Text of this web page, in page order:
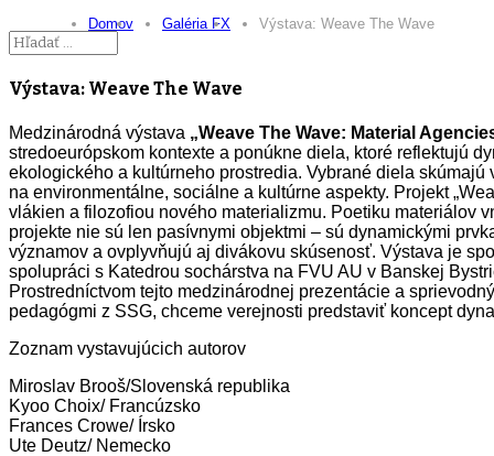
Domov Galéria FX Výstava: Weave The Wave
Výstava: Weave The Wave
Medzinárodná výstava „Weave The Wave: Material
stredoeurópskom kontexte a ponúkne diela, ktoré reflektujú
ekologického a kultúrneho prostredia. Vybrané diela
na environmentálne, sociálne a kultúrne aspekty. Projekt
vlákien a filozofiou nového materializmu. Poetiku materiálov
projekte nie sú len pasívnymi objektmi – sú dynamickými
významov a ovplyvňujú aj divákovu skúsenosť. Výstava je
spolupráci s Katedrou sochárstva na FVU AU v Banskej
Prostredníctvom tejto medzinárodnej prezentácie a
pedagógmi z SSG, chceme verejnosti predstaviť koncept
Zoznam vystavujúcich autorov
Miroslav Brooš/Slovenská republika
Kyoo Choix/ Francúzsko
Frances Crowe/ Írsko
Ute Deutz/ Nemecko